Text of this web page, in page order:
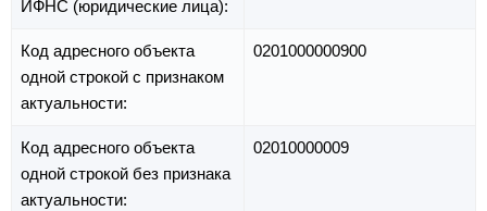
ИФНС (юридические лица):
Код адресного объекта
одной строкой с признаком
актуальности:
0201000000900
Код адресного объекта
одной строкой без признака
актуальности:
02010000009